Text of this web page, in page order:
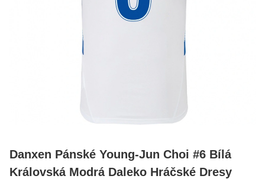
Danxen Pánské Young-Jun Choi #6 Bílá
Královská Modrá Daleko Hráčské Dresy